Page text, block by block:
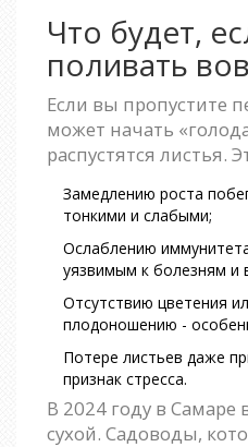
Что будет,
поливать
Если вы пропустите
может начать
распустятся листья.
Замедлению роста
тонкими и слабыми;
Ослаблению
уязвимым к болезням и
Отсутствию цветения
плодоношению -
Потере листьев даже
признак стресса.
В 2024 году в Самаре
сухой. Садоводы,